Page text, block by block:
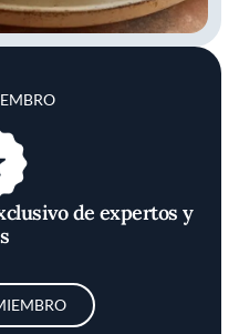
de expertos y